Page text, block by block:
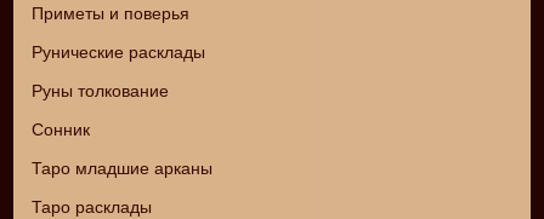
Приметы и поверья
Рунические расклады
Руны толкование
Сонник
Таро младшие арканы
Таро расклады